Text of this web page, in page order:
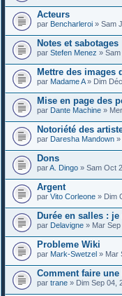
Acteurs
par Bencharleroi » Sam
Notes et sabotages
par Stefen Menez »
Mettre des images
par Madame A» Dim
Mise en page des
par Dante Machine »
Notoriété des
par Daresha Mandown »
Dons
parA. Dingo » Sam Oct
Argent
par Vito Corleone » Dim
Durée en salles :
par Delavigne » Mar
Probleme Wiki
par Mark-Swetzel » Mar
Comment faire
par trane » Dim Sep 04,